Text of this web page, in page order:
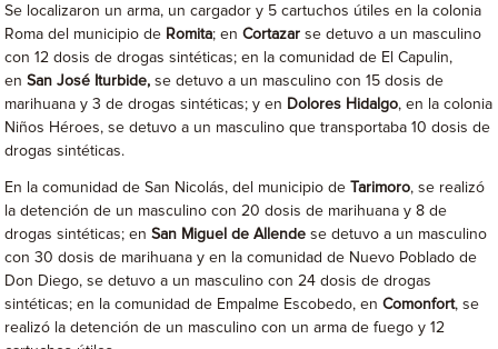
Se localizaron un arma, un cargador y 5 cartuchos útiles en la colonia
Roma del municipio de Romita; enCortazarse detuvo a un masculino
con 12 dosis de drogas sintéticas; en la comunidad de El Capulin,
enSan José Iturbide, se detuvo a un masculino con 15 dosis de
marihuana y 3 de drogas sintéticas; y en Dolores Hidalgo, en la colonia
Niños Héroes, se detuvo a un masculino que transportaba 10 dosis de
drogas sintéticas.
En la comunidad de San Nicolás, del municipio de Tarimoro, se realizó
la detención de un masculino con 20 dosis de marihuana y 8 de
drogas sintéticas; enSan Miguel de Allende se detuvo a un masculino
con 30 dosis de marihuana y en la comunidad de Nuevo Poblado de
Don Diego, se detuvo a un masculino con 24 dosis de drogas
sintéticas; en la comunidad de Empalme Escobedo, enComonfort, se
realizó la detención de un masculino con un arma de fuego y 12